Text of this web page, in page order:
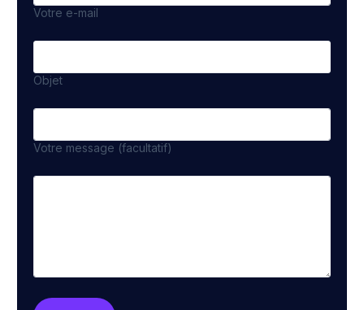
Votre e-mail
Objet
Votre message (facultatif)